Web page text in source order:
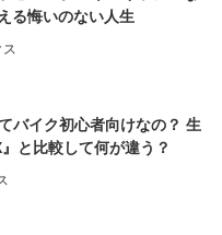
る悔いのない人生
ス
バイク初心者向けなの？ 生
と比較して何が違う？